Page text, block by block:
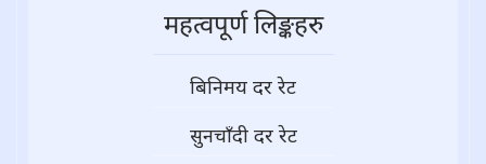
महत्वपूर्ण लिङ्कहरु
बिनिमय दर रेट
सुनचाँदी दर रेट